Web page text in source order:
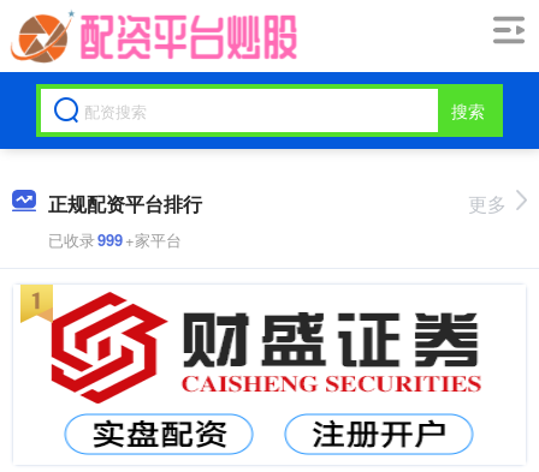
搜索
正规配资平台排行
已收录999+家平台
更多